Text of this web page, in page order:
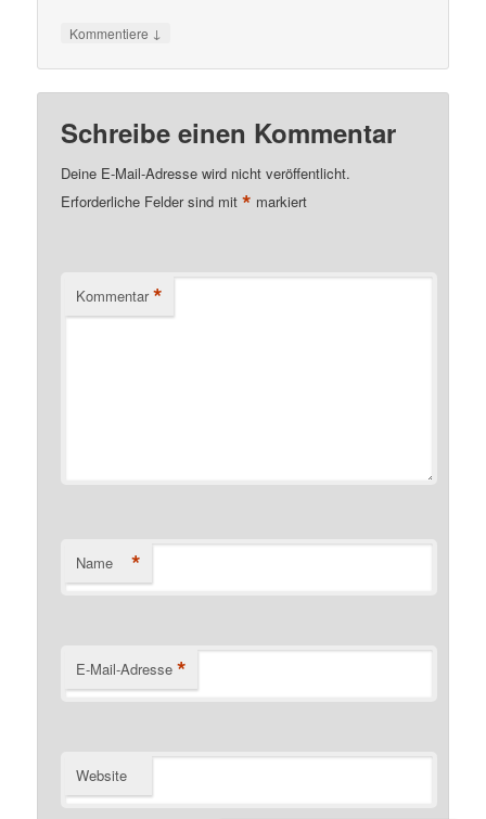
Kommentiere ↓
Schreibe einen Kommentar
Deine E-Mail-Adresse wird nicht veröffentlicht.
Erforderliche Felder sind mit* markiert
Kommentar *
Name *
E-Mail-Adresse *
Website